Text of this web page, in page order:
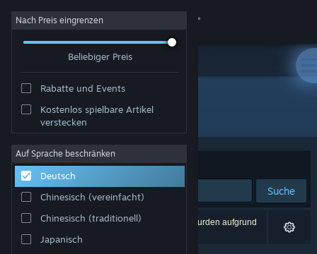
Anmelden
Info
Support
Sprache ändern
Steam-Mobile-App herunterladen
Nach Preis eingrenzen
Beliebiger Preis
Rabatte und Events
Kostenlos spielbare Artikel
verstecken
Auf Sprache beschränken
Deutsch
Chinesisch (vereinfacht)
Chinesisch (traditionell)
Japanisch
Entwickler: Gametrip
Sortieren nach Relevanz
Suche
0 Ergebnisse entsprechen Ihrer Suche. 2 Titel wurden aufgrund
Ihrer Einstellungen ausgeschlossen.